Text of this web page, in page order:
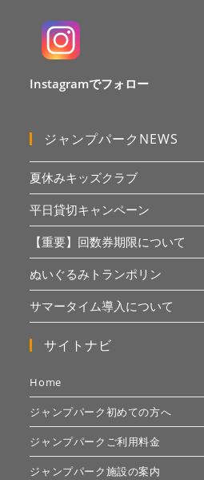
Instagramでフォロー
ジャンプパークNEWS
夏休みキッズクラブ
平日貸切キャンペーン
【重要】回数券期限について
ぬいぐるみトランポリン
サマータイム導入について
サイトナビ
Home
ジャンプパーク初めての方へ
ジャンプパークご利用料金
ジャンプパーク施設の案内